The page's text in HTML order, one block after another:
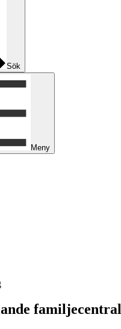
Sök
Meny
familjecentral